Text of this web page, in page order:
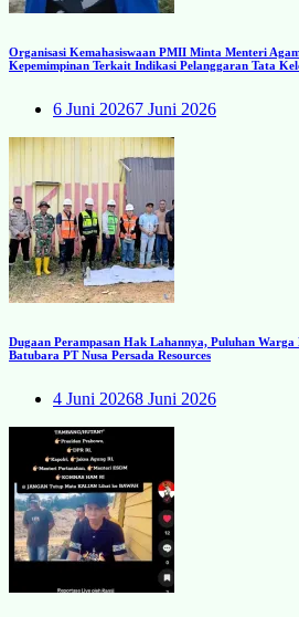
Organisasi Kemahasiswaan PMII Minta Menteri
Kepemimpinan Terkait Indikasi Pelanggaran Tata
6 Juni 20267 Juni 2026
Dugaan Perampasan Hak Lahannya, Puluhan
Batubara PT Nusa Persada Resources
4 Juni 20268 Juni 2026